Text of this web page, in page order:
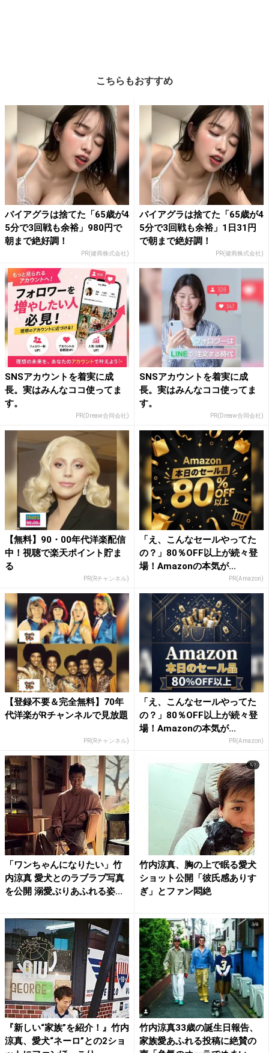
こちらもおすすめ
バイアグラは捨てた「65歳が4
5分で3回戦も余裕」980円で
朝まで絶好調！
PR(健商株式会社)
バイアグラは捨てた「65歳が4
5分で3回戦も余裕」1日31円
で朝まで絶好調！
PR(健商株式会社)
SNSアカウントを着実に成
長。実はみんなココ使ってま
す。
PR(Dreaw合同会社)
SNSアカウントを着実に成
長。実はみんなココ使ってま
す。
PR(Dreaw合同会社)
【無料】90・00年代洋楽配信
中！視聴で楽天ポイント貯ま
る
PR(Rチャンネル)
「え、こんなセールやってた
の？」80％OFF以上が続々登
場！Amazonの本気が...
PR(Amazon)
【登録不要＆完全無料】70年
代洋楽がRチャンネルで見放題
PR(Rチャンネル)
「え、こんなセールやってた
の？」80％OFF以上が続々登
場！Amazonの本気が...
PR(Amazon)
「ワンちゃんになりたい」竹
内涼真 愛犬とのラブラブ写真
を公開 溺愛ぶりあふれる姿...
竹内涼真、胸の上で眠る愛犬
ショット公開「彼氏感ありす
ぎ」とファン悶絶
『新しい“家族”を紹介！』竹内
涼真、愛犬“ネーロ”との2ショ
竹内涼真33歳の誕生日報告、
家族愛あふれる投稿に絶賛の